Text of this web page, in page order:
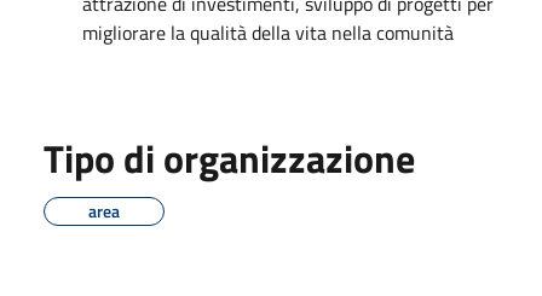
migliorare la qualità della vita nella comunità
Tipo di organizzazione
area